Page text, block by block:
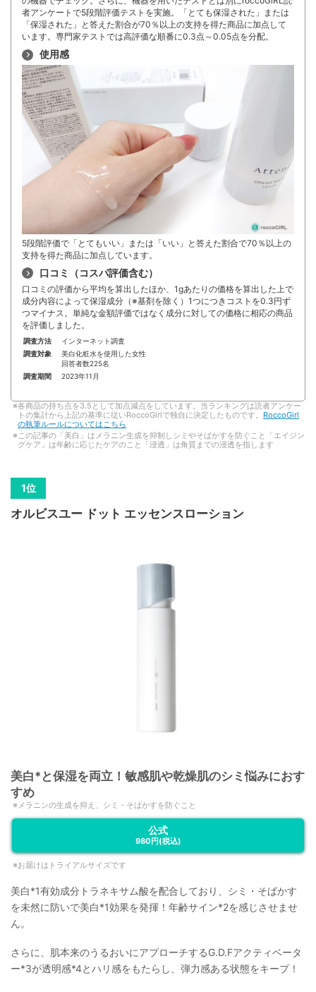
者アンケートで5段階評価テストを実施。「とても保湿された」または
「保湿された」と答えた割合が70％以上の支持を得た商品に加点して
います。専門家テストでは高評価な順番に0.3点～0.05点を分配。
使用感
5段階評価で「とてもいい」または「いい」と答えた割合で70％以上の
支持を得た商品に加点しています。
口コミ（コスパ評価含む）
口コミの評価から平均を算出したほか、1gあたりの価格を算出した上で
成分内容によって保湿成分（※基剤を除く）1つにつきコストを0.3円ず
つマイナス。単純な金額評価ではなく成分に対しての価格に相応の商品
を評価しました。
調査方法
インターネット調査
調査対象
美白化粧水を使用した女性
回答者数225名
調査期間
2023年11月
各商品の持ち点を3.5として加点減点をしています。当ランキングは読者アンケー
トの集計から上記の基準に従いRoccoGirlで独自に決定したものです。 RoccoGirl
の執筆ルールについてはこちら
この記事の「美白」はメラニン生成を抑制しシミやそばかすを防ぐこと「エイジン
グケア」は年齢に応じたケアのこと「浸透」は角質までの浸透を指します
オルビスユー ドット エッセンスローション
美白*と保湿を両立！敏感肌や乾燥肌のシミ悩みにおす
すめ
メラニンの生成を抑え、シミ・そばかすを防ぐこと
公式
980円(税込)
お届けはトライアルサイズです
美白*1有効成分トラネキサム酸を配合しており、シミ・そばかす
を未然に防いで美白*1効果を発揮！年齢サイン*2を感じさせませ
ん。
さらに、肌本来のうるおいにアプローチするG.D.Fアクティベータ
ー*3が透明感*4とハリ感をもたらし、弾力感ある状態をキープ！